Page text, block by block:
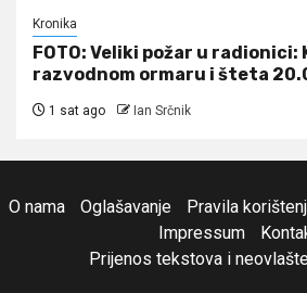
Kronika
FOTO: Veliki požar u radionici:
razvodnom ormaru i šteta
1 sat ago Ian Srčnik
O nama Oglašavanje Pravila
Impressum
Prijenos tekstova i